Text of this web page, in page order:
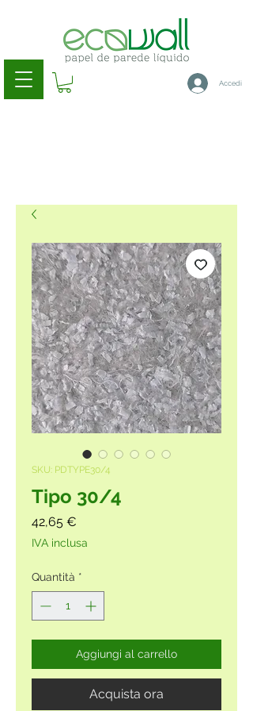
Accedi
SKU: PDTYPE30/4
Tipo 30/4
42,65 €
IVA inclusa
Quantità *
Aggiungi al carrello
Acquista ora